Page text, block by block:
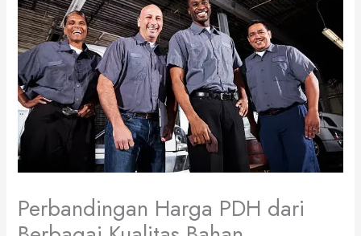
Perbandingan Harga PDH dari